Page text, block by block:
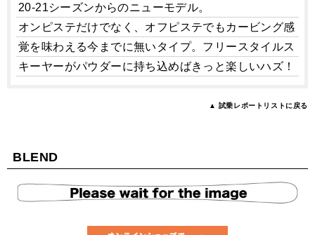
20-21シーズンからのニューモデル。
オンピステだけでなく、オフピステでもカービング感
覚を味わえる今までに無いタイプ。フリースタイルス
キーヤーがパウダーに持ち込めばきっと楽しいハズ！
▲ 試乗レポートリストに戻る
BLEND